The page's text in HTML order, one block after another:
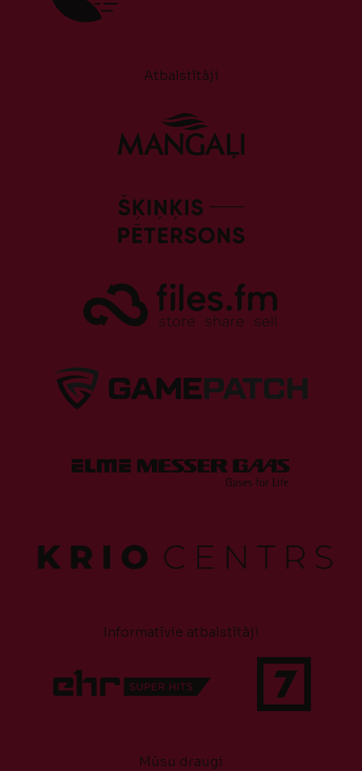
Atbalstītāji
Informatīvie atbalstītāji
Mūsu draugi